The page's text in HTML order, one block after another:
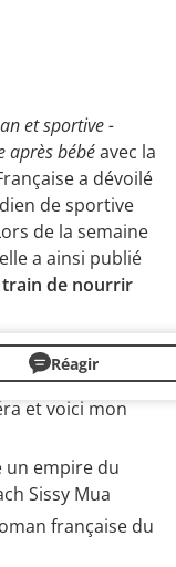
et sportive -
après bébéavec la
a dévoilé
de sportive
de la semaine
a ainsi publié
de nourrir
Réagir
et voici mon
un empire du
Sissy Mua
française du